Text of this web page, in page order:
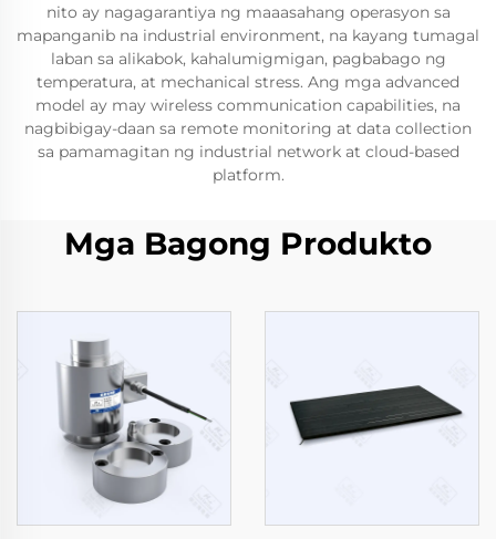
nito ay nagagarantiya ng maaasahang operasyon sa
mapanganib na industrial environment, na kayang tumagal
laban sa alikabok, kahalumigmigan, pagbabago ng
temperatura, at mechanical stress. Ang mga advanced
model ay may wireless communication capabilities, na
nagbibigay-daan sa remote monitoring at data collection
sa pamamagitan ng industrial network at cloud-based
platform.
Mga Bagong Produkto